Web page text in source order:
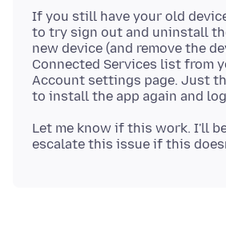
If you still have your old
to try sign out and uninstall
new device (and remove the
Connected Services list from
Account settings page. Just
Let me know if this work. I'll